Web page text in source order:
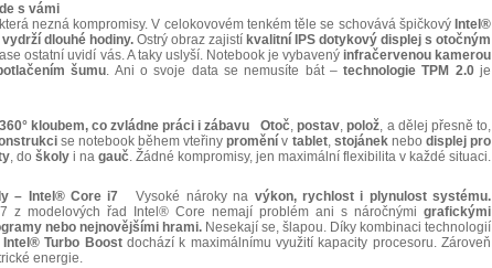
s vámi
nezná kompromisy. V celokovovém tenkém těle se schovává špičkovýIntel®
dlouhé hodiny. Ostrý obraz zajistí kvalitní IPS dotykový displej s otočným
ostatní uvidí vás. A taky uslyší. Notebook je vybavenýinfračervenou kamerou
šumu. Ani o svoje data se nemusíte bát –technologie TPM 2.0je
kloubem, co zvládne práci i zábavu Otoč,postav,polož, a dělej přesně to,
se notebook během vteřinypromění v tablet, stojáneknebo displej pro
, do školy i na gauč. Žádné kompromisy, jen maximální flexibilita v každé situaci.
– Intel® Core i7 Vysoké nároky na výkon, rychlost i plynulost systému.
z modelových řad Intel® Core nemají problém ani s náročnými grafickými
nebo nejnovějšími hrami. Nesekají se, šlapou. Díky kombinaci technologií
Intel® Turbo Boostdochází k maximálnímu využití kapacity procesoru. Zároveň
energie.